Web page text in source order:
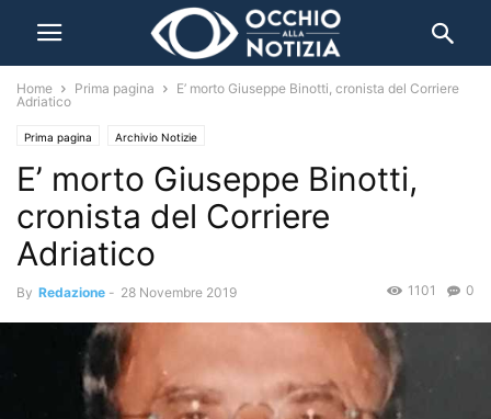
Home Prima pagina
E’ morto Giuseppe Binotti, cronista del Corriere
Adriatico
Prima pagina Archivio Notizie
E’ morto Giuseppe Binotti,
cronista del Corriere
Adriatico
By Redazione - 28 Novembre 2019 0
1101